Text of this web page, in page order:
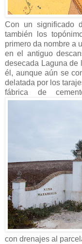
Con un significado
también los
primero da nombre a
en el antiguo
desecada Laguna de
él, aunque aún se
delatada por los
fábrica de
con drenajes al